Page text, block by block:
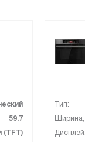
59.7
(TFT)
Тип: